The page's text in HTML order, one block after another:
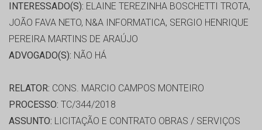
INTERESSADO(S): ELAINE TEREZINHA BOSCHETTI TROTA,
JOÃO FAVA NETO, N&A INFORMATICA, SERGIO HENRIQUE
PEREIRA MARTINS DE ARAÚJO
ADVOGADO(S): NÃO HÁ
RELATOR: CONS. MARCIO CAMPOS MONTEIRO
PROCESSO: TC/344/2018
ASSUNTO: LICITAÇÃO E CONTRATO OBRAS / SERVIÇOS